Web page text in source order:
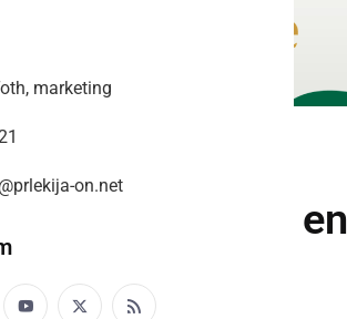
marketing
on.net
Prleški sejem po